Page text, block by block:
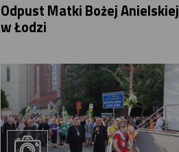
Odpust Matki Bożej Anielskiej
w Łodzi